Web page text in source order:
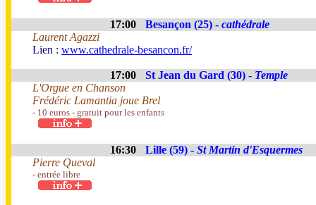
17:00 Besançon (25) - cathédrale
Laurent Agazzi
Lien : www.cathedrale-besancon.fr/
17:00 St Jean du Gard (30) - Temple
L'Orgue en Chanson
Frédéric Lamantia joue Brel
- 10 euros - gratuit pour les enfants
16:30 Lille (59) - St Martin d'Esquermes
Pierre Queval
- entrée libre